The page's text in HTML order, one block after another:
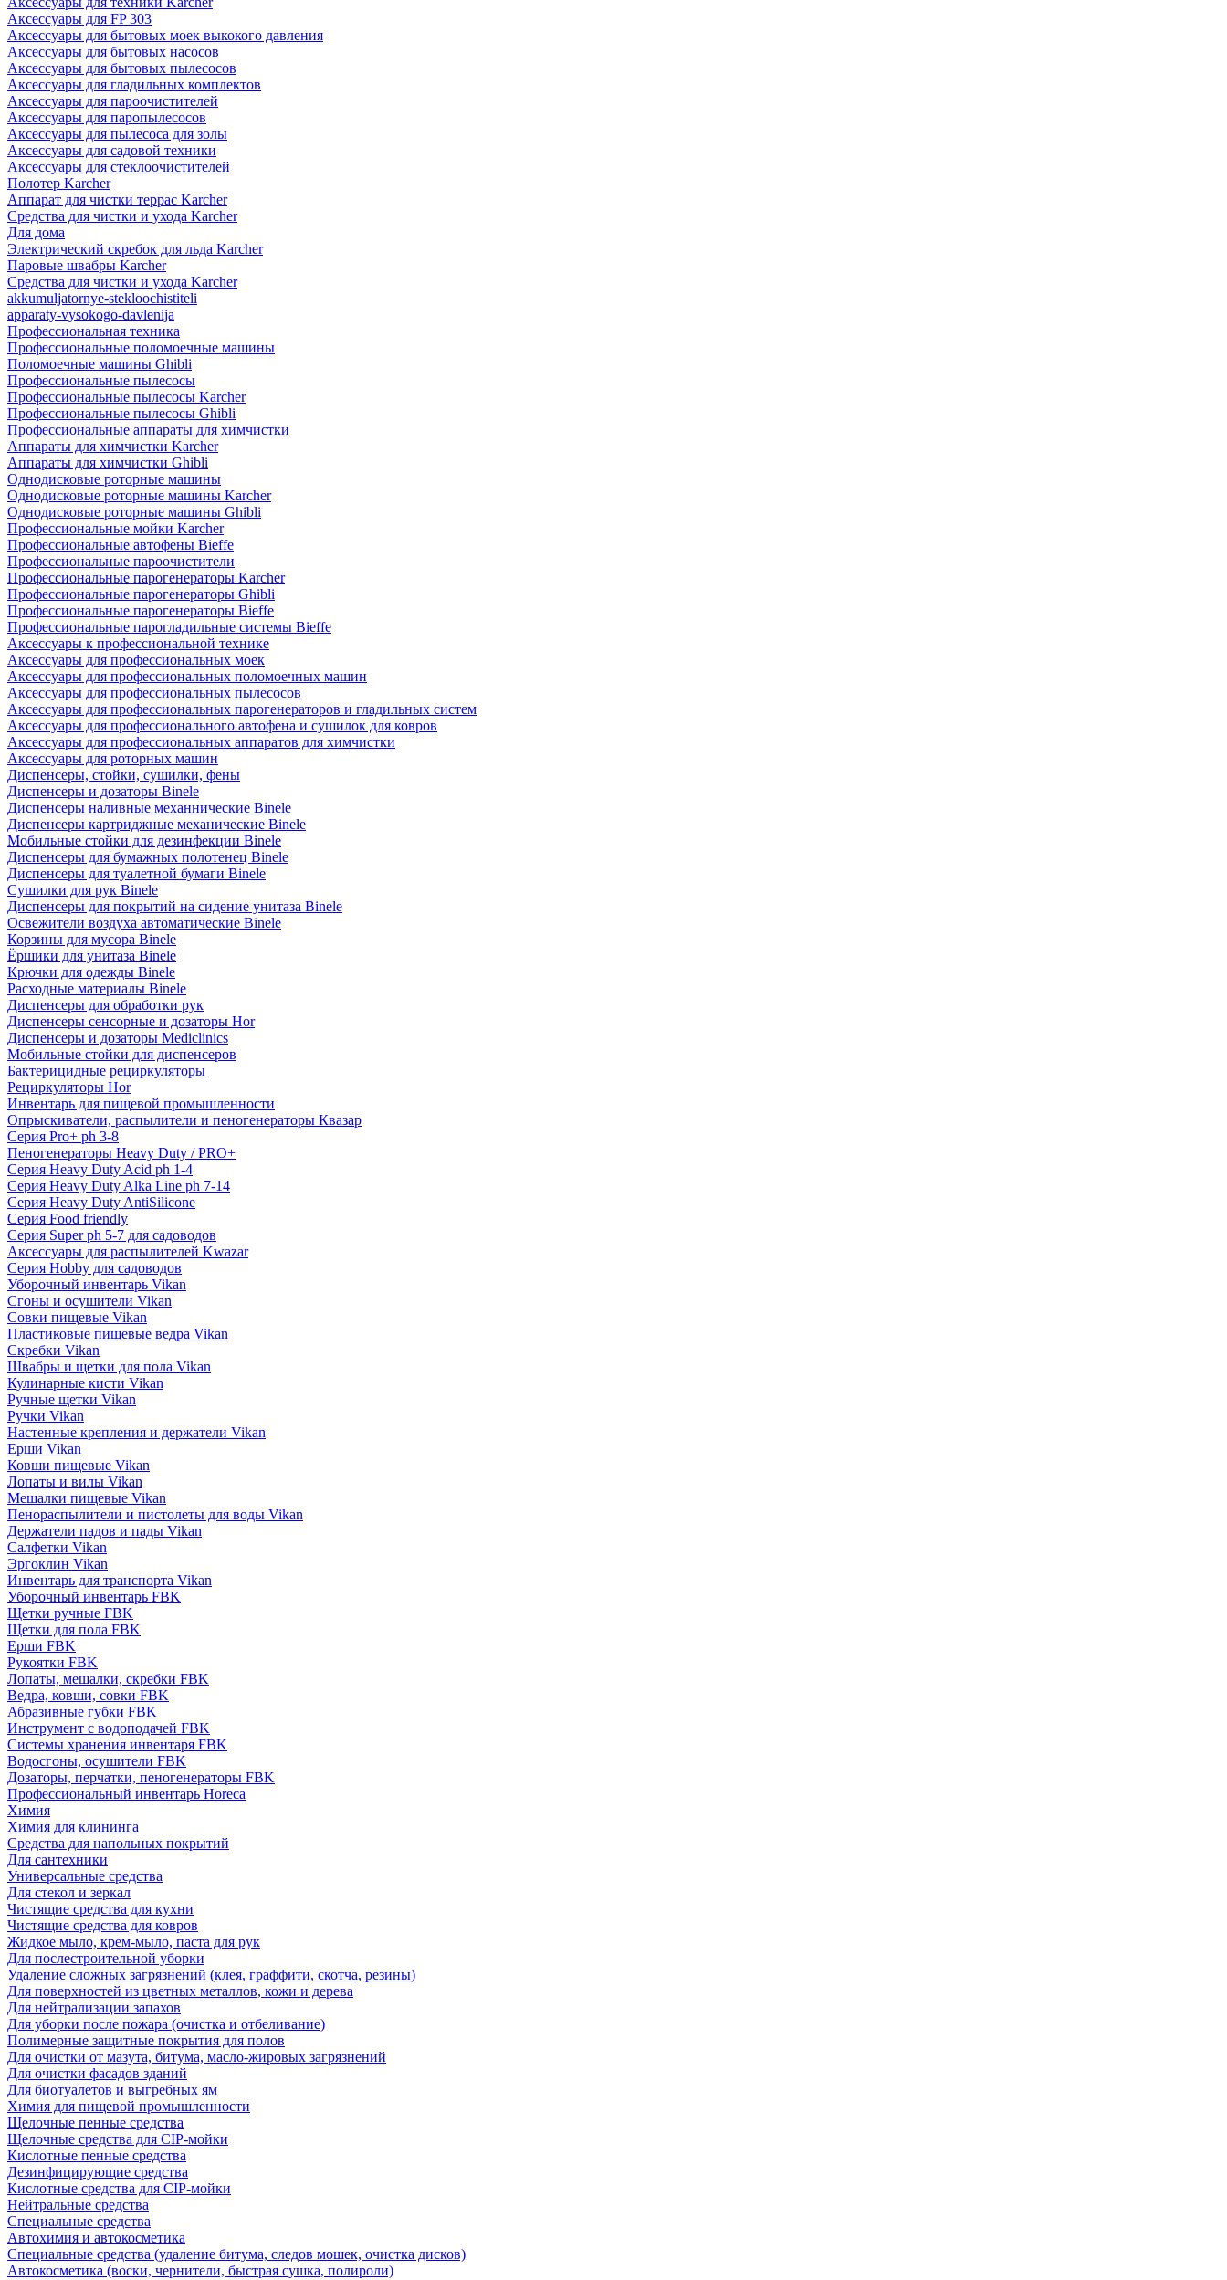
Аксессуары для FP 303
Аксессуары для бытовых моек выкокого давления
Аксессуары для бытовых насосов
Аксессуары для бытовых пылесосов
Аксессуары для гладильных комплектов
Аксессуары для пароочистителей
Аксессуары для паропылесосов
Аксессуары для пылесоса для золы
Аксессуары для садовой техники
Аксессуары для стеклоочистителей
Полотер Karcher
Аппарат для чистки террас Karcher
Средства для чистки и ухода Karcher
Для дома
Электрический скребок для льда Karcher
Паровые швабры Karcher
Средства для чистки и ухода Karcher
akkumuljatornye-stekloochistiteli
apparaty-vysokogo-davlenija
Профессиональная техника
Профессиональные поломоечные машины
Поломоечные машины Ghibli
Профессиональные пылесосы
Профессиональные пылесосы Karcher
Профессиональные пылесосы Ghibli
Профессиональные аппараты для химчистки
Аппараты для химчистки Karcher
Аппараты для химчистки Ghibli
Однодисковые роторные машины
Однодисковые роторные машины Karcher
Однодисковые роторные машины Ghibli
Профессиональные мойки Karcher
Профессиональные автофены Bieffe
Профессиональные пароочистители
Профессиональные парогенераторы Karcher
Профессиональные парогенераторы Ghibli
Профессиональные парогенераторы Bieffe
Профессиональные парогладильные системы Bieffe
Аксессуары к профессиональной технике
Аксессуары для профессиональных моек
Аксессуары для профессиональных поломоечных машин
Аксессуары для профессиональных пылесосов
Аксессуары для профессиональных парогенераторов и гладильных систем
Аксессуары для профессионального автофена и сушилок для ковров
Аксессуары для профессиональных аппаратов для химчистки
Аксессуары для роторных машин
Диспенсеры, стойки, сушилки, фены
Диспенсеры и дозаторы Binele
Диспенсеры наливные механнические Binele
Диспенсеры картриджные механические Binele
Мобильные стойки для дезинфекции Binele
Диспенсеры для бумажных полотенец Binele
Диспенсеры для туалетной бумаги Binele
Сушилки для рук Binele
Диспенсеры для покрытий на сидение унитаза Binele
Освежители воздуха автоматические Binele
Корзины для мусора Binele
Ёршики для унитаза Binele
Крючки для одежды Binele
Расходные материалы Binele
Диспенсеры для обработки рук
Диспенсеры сенсорные и дозаторы Hor
Диспенсеры и дозаторы Mediclinics
Мобильные стойки для диспенсеров
Бактерицидные рециркуляторы
Рециркуляторы Hor
Инвентарь для пищевой промышленности
Опрыскиватели, распылители и пеногенераторы Квазар
Серия Pro+ ph 3-8
Пеногенераторы Heavy Duty / PRO+
Серия Heavy Duty Acid ph 1-4
Серия Heavy Duty Alka Line ph 7-14
Серия Heavy Duty AntiSilicone
Серия Food friendly
Серия Super ph 5-7 для садоводов
Аксессуары для распылителей Kwazar
Серия Hobby для садоводов
Уборочный инвентарь Vikan
Сгоны и осушители Vikan
Совки пищевые Vikan
Пластиковые пищевые ведра Vikan
Скребки Vikan
Швабры и щетки для пола Vikan
Кулинарные кисти Vikan
Ручные щетки Vikan
Ручки Vikan
Настенные крепления и держатели Vikan
Ерши Vikan
Ковши пищевые Vikan
Лопаты и вилы Vikan
Мешалки пищевые Vikan
Пенораспылители и пистолеты для воды Vikan
Держатели падов и пады Vikan
Салфетки Vikan
Эргоклин Vikan
Инвентарь для транспорта Vikan
Уборочный инвентарь FBK
Щетки ручные FBK
Щетки для пола FBK
Ерши FBK
Рукоятки FBK
Лопаты, мешалки, скребки FBK
Ведра, ковши, совки FBK
Абразивные губки FBK
Инструмент с водоподачей FBK
Системы хранения инвентаря FBK
Водосгоны, осушители FBK
Дозаторы, перчатки, пеногенераторы FBK
Профессиональный инвентарь Horeca
Химия
Химия для клининга
Средства для напольных покрытий
Для сантехники
Универсальные средства
Для стекол и зеркал
Чистящие средства для кухни
Чистящие средства для ковров
Жидкое мыло, крем-мыло, паста для рук
Для послестроительной уборки
Удаление сложных загрязнений (клея, граффити, скотча, резины)
Для поверхностей из цветных металлов, кожи и дерева
Для нейтрализации запахов
Для уборки после пожара (очистка и отбеливание)
Полимерные защитные покрытия для полов
Для очистки от мазута, битума, масло-жировых загрязнений
Для очистки фасадов зданий
Для биотуалетов и выгребных ям
Химия для пищевой промышленности
Щелочные пенные средства
Щелочные средства для CIP-мойки
Кислотные пенные средства
Дезинфицирующие средства
Кислотные средства для CIP-мойки
Нейтральные средства
Специальные средства
Автохимия и автокосметика
Специальные средства (удаление битума, следов мошек, очистка дисков)
Автокосметика (воски, чернители, быстрая сушка, полироли)